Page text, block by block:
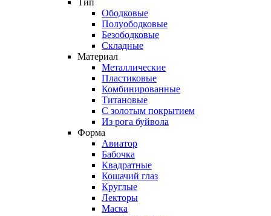
Тип
Ободковые
Полуободковые
Безободковые
Складные
Материал
Металлические
Пластиковые
Комбинированные
Титановые
С золотым покрытием
Из рога буйвола
Форма
Авиатор
Бабочка
Квадратные
Кошачий глаз
Круглые
Лекторы
Маска